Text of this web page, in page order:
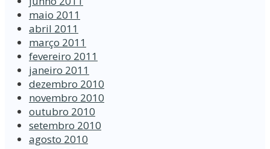
maio 2011
abril 2011
março 2011
fevereiro 2011
janeiro 2011
dezembro 2010
novembro 2010
outubro 2010
setembro 2010
agosto 2010